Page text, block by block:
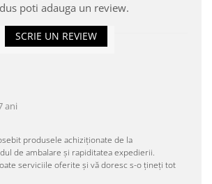
poti adauga un review.
SCRIE UN REVIEW
ani
produsele achiziționate de la
de ambalare și rapiditatea expedierii.
serviciile oferite și vă doresc s-o țineți tot